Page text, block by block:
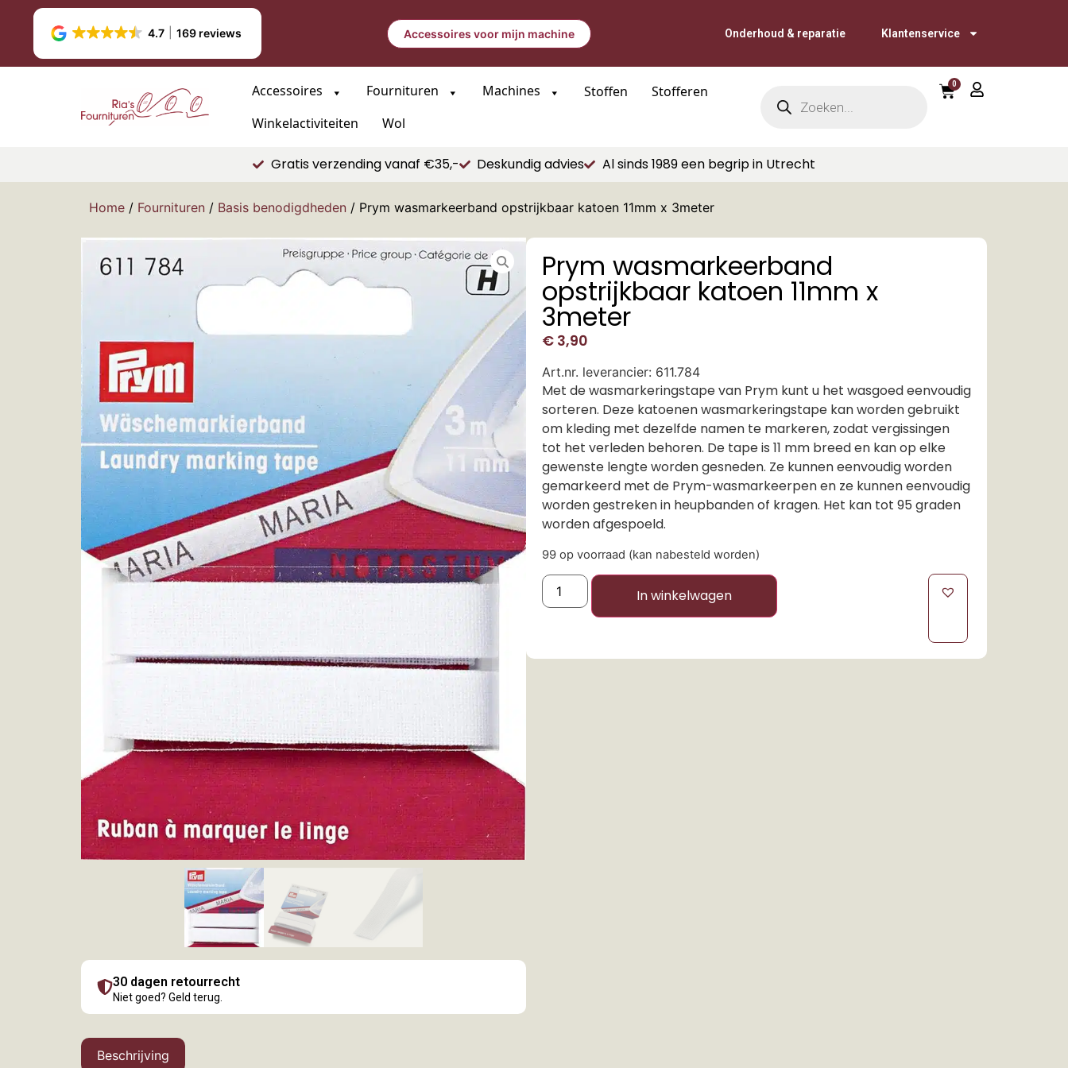
4.7 169 reviews Accessoires voor mijn machine Onderhoud & reparatie Klantenservice
Accessoires Fournituren Machines Stoffen
Stofferen
Winkelactiviteiten
Wol
0
Gratis verzending vanaf €35,- Deskundig advies Al sinds 1989 een begrip in Utrecht
Home / Fournituren / Basis benodigdheden / Prym wasmarkeerband opstrijkbaar katoen 11mm x 3meter
30 dagen retourrecht
Niet goed? Geld terug.
Prym wasmarkeerband
opstrijkbaar katoen 11mm x
3meter
€3,90
Art.nr. leverancier: 611.784
Met de wasmarkeringstape van Prym kunt u het wasgoed eenvoudig
sorteren. Deze katoenen wasmarkeringstape kan worden gebruikt
om kleding met dezelfde namen te markeren, zodat vergissingen
tot het verleden behoren. De tape is 11 mm breed en kan op elke
gewenste lengte worden gesneden. Ze kunnen eenvoudig worden
gemarkeerd met de Prym-wasmarkeerpen en ze kunnen eenvoudig
worden gestreken in heupbanden of kragen. Het kan tot 95 graden
worden afgespoeld.
99 op voorraad (kan nabesteld worden)
In winkelwagen
Beschrijving